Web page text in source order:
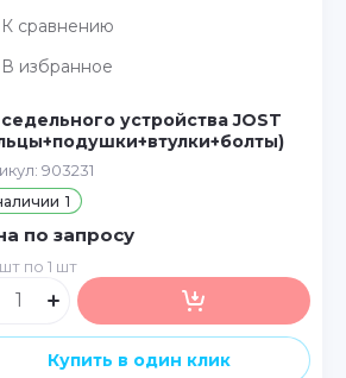
К сравнению
В избранное
устройства JOST
903231
1
по запросу
шт по 1 шт
Купить в один клик